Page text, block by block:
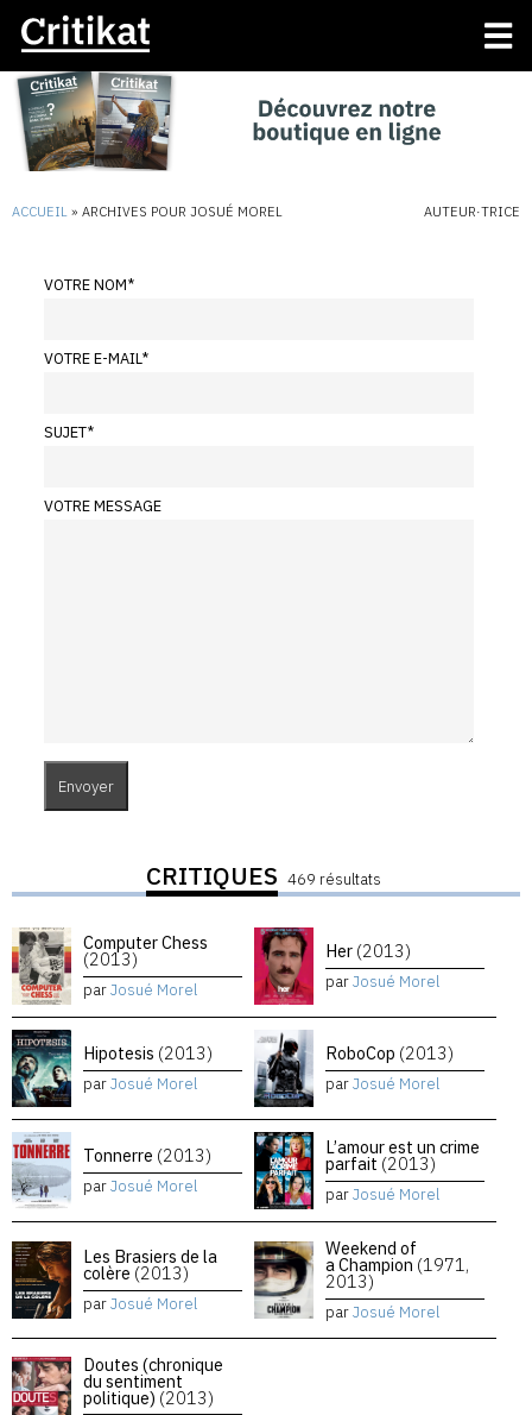
ACCUEIL » ARCHIVES POUR JOSUÉ MOREL AUTEUR·TRICE
VOTRE NOM*
VOTRE E-MAIL*
SUJET*
VOTRE MESSAGE
CRITIQUES 469 résultats
Computer Chess
(2013)
parJosué Morel
Her (2013)
parJosué Morel
Hipotesis (2013)
parJosué Morel
RoboCop (2013)
parJosué Morel
Tonnerre (2013)
parJosué Morel
L’amour est un crime
parfait (2013)
parJosué Morel
Les Brasiers de la
colère (2013)
parJosué Morel
Weekend of
a Champion (1971,
2013)
parJosué Morel
Doutes (chronique
du sentiment
politique) (2013)